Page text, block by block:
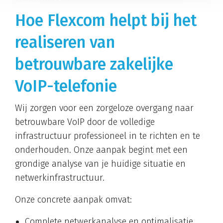
Hoe Flexcom helpt bij het
realiseren van
betrouwbare zakelijke
VoIP-telefonie
Wij zorgen voor een zorgeloze overgang naar
betrouwbare VoIP door de volledige
infrastructuur professioneel in te richten en te
onderhouden. Onze aanpak begint met een
grondige analyse van je huidige situatie en
netwerkinfrastructuur.
Onze concrete aanpak omvat: